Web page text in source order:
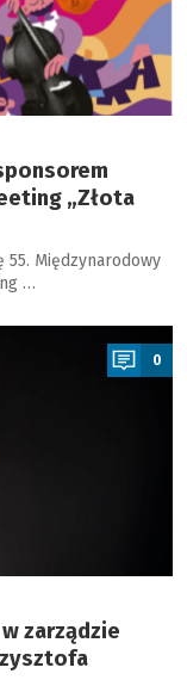
„Złota
55. Międzynarodowy
…
0
zarządzie